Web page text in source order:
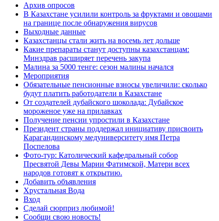
Архив опросов
В Казахстане усилили контроль за фруктами и овощами
на границе после обнаружения вирусов
Выходные данные
Казахстанцы стали жить на восемь лет дольше
Какие препараты станут доступны казахстанцам:
Минздрав расширяет перечень закупа
Малина за 5000 тенге: сезон малины начался
Мероприятия
Обязательные пенсионные взносы увеличили: сколько
будут платить работодатели в Казахстане
От создателей дубайского шоколада: Дубайское
мороженое уже на прилавках
Получение пенсии упростили в Казахстане
Президент страны поддержал инициативу присвоить
Карагандинскому медуниверситету имя Петра
Поспелова
Фото-тур: Католический кафедральный собор
Пресвятой Девы Марии Фатимской, Матери всех
народов готовят к открытию.
Добавить объявления
Хрустальная Вода
Вход
Сделай сюрприз любимой!
Сообщи свою новость!